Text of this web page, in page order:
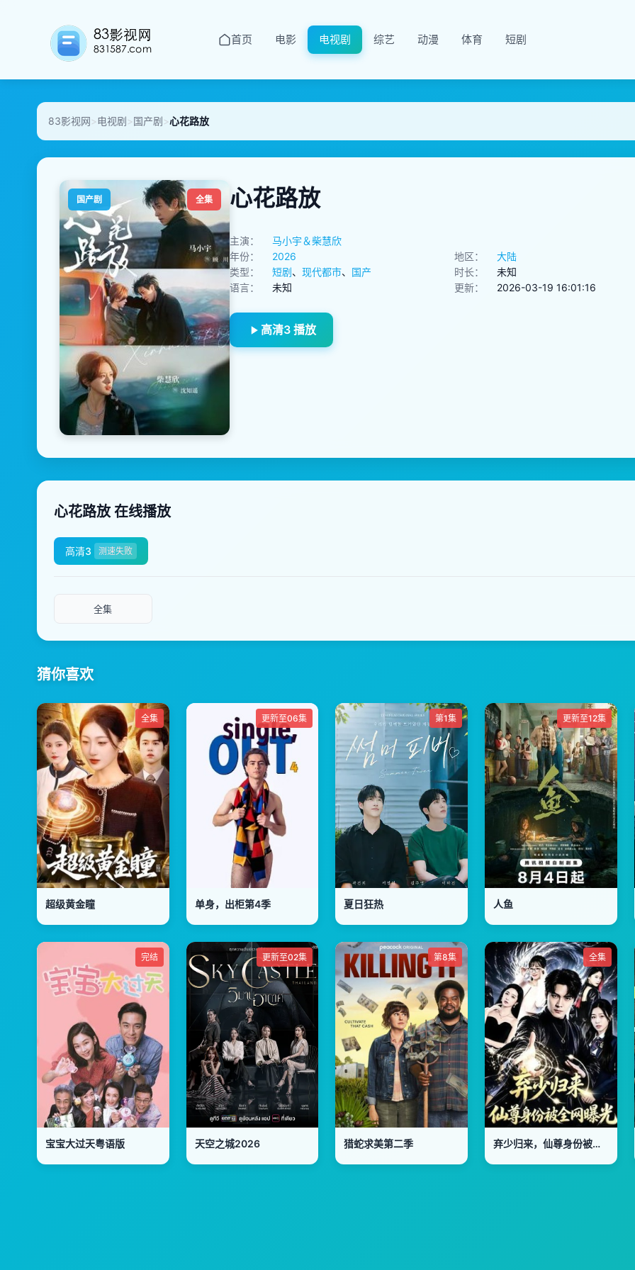
首页 电影 电视剧 综艺 动漫 体育 短剧
83影视网>电视剧>国产剧>心花路放
国产剧 全集 心花路放
主演：
马小宇＆柴慧欣
年份：
2026 地区：
大陆
类型：
短剧、 现代都市、 国产 时长：
未知
语言：
未知 更新： 2026-03-19 16:01:16
高清3 播放
心花路放 在线播放
高清3 测速失败
全集
猜你喜欢
全集
超级黄金瞳
更新至06集
单身，出柜第4季
第1集
夏日狂热
更新至12集
人鱼
完结
宝宝大过天粤语版
更新至02集
天空之城2026
第8集
猎蛇求美第二季
全集
弃少归来，仙尊身份被全网曝光